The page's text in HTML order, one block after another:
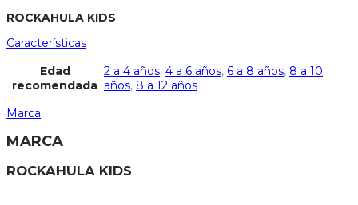
ROCKAHULA KIDS
Características
Edad
recomendada
2 a 4 años, 4 a 6 años, 6 a 8 años, 8 a 10
años, 8 a 12 años
Marca
MARCA
ROCKAHULA KIDS